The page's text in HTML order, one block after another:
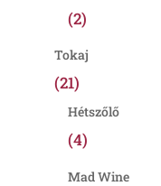
(2)
Tokaj
(21)
Hétszőlő
(4)
Mad Wine